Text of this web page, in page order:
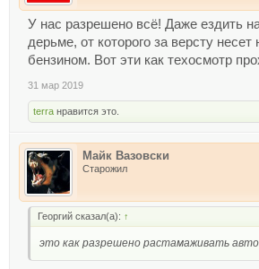
У нас разрешено всё! Даже ездить
дерьме, от которого за версту
бензином. Вот эти как техосмотр
31 мар 2019
terra нравится это.
Майк Вазовски
Старожил
Георгий сказал(а): ↑
это как разрешено растамаживать